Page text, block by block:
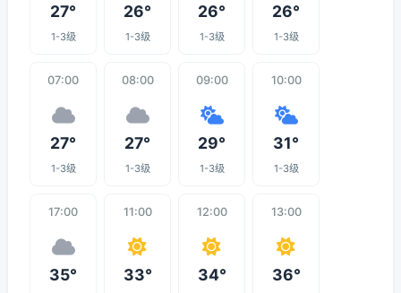
27°
1-3级
26°
1-3级
26°
1-3级
26°
1-3级
07:00
27°
1-3级
08:00
27°
1-3级
09:00
29°
1-3级
10:00
31°
1-3级
17:00
35°
11:00
33°
12:00
34°
13:00
36°